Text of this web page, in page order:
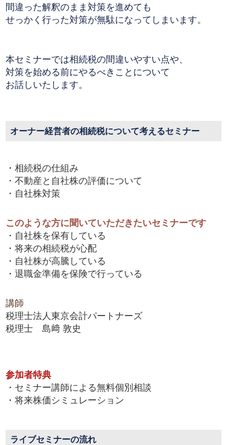
間違った解釈のまま対策を進めても
せっかく行った対策が無駄になってしまいます。
本セミナーでは相続税の間違いやすい点や、
対策を始める前にやるべきことについて
お話しいたします。
オーナー経営者の相続税について考えるセミナー
・相続税の仕組み
・不動産と自社株の評価について
・自社株対策
このような方に聞いていただきたいセミナーです
・自社株を保有している
・将来の相続税が心配
・自社株が高騰している
・退職金準備を保険で行っている
講師
税理士法人東京会計パートナーズ
税理士 島﨑 敦史
参加者特典
・セミナー講師による無料個別相談
・将来株価シミュレーション
ライブセミナーの流れ